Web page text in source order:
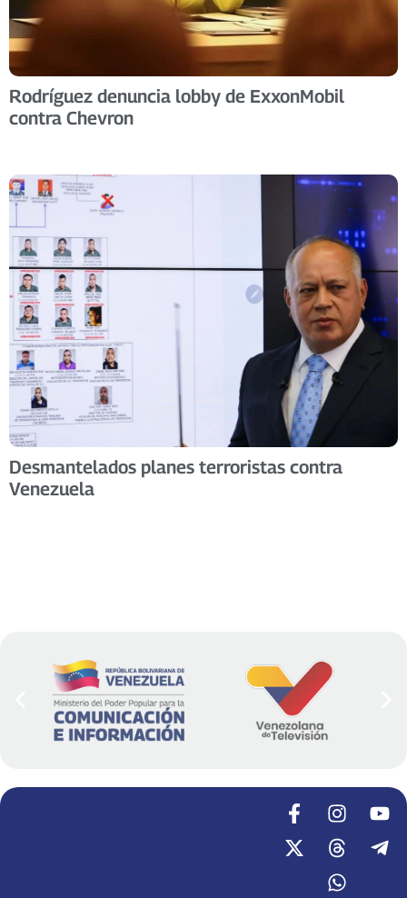
Rodríguez denuncia lobby de ExxonMobil
contra Chevron
Desmantelados planes terroristas contra
Venezuela